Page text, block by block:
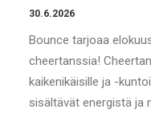
30.6.2026
Bounce tarjoaa
cheertanssia!
kaikenikäisille ja -
sisältävät energistä ja